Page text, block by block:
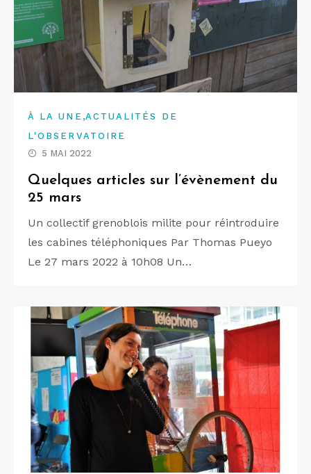
À LA UNE ,ACTUALITÉS DE
L'OBSERVATOIRE
5 MAI 2022
Quelques articles sur l’évènement du
25 mars
Un collectif grenoblois milite pour réintroduire
les cabines téléphoniques Par Thomas Pueyo
Le 27 mars 2022 à 10h08 Un…